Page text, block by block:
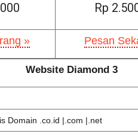
Rp
» Pesan
Website Diamond 3
Domain .co.id |.com |.net